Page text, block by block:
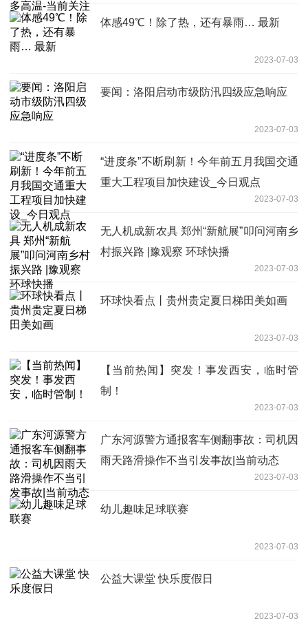
体感49℃！除了热，还有暴雨… 最新
2023-07-03
要闻：洛阳启动市级防汛四级应急响应
2023-07-03
“进度条”不断刷新！今年前五月我国交通
重大工程项目加快建设_今日观点
2023-07-03
无人机成新农具 郑州“新航展”叩问河南乡
村振兴路 |豫观察 环球快播
2023-07-03
环球快看点丨贵州贵定夏日梯田美如画
2023-07-03
【当前热闻】突发！事发西安，临时管
制！
2023-07-03
广东河源警方通报客车侧翻事故：司机因
雨天路滑操作不当引发事故|当前动态
2023-07-03
幼儿趣味足球联赛
2023-07-03
公益大课堂 快乐度假日
2023-07-03